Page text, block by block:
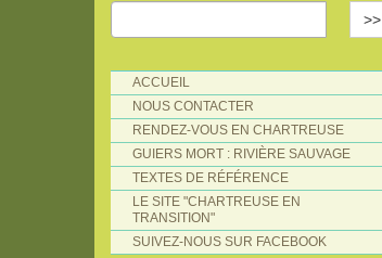
>>
ACCUEIL
NOUS CONTACTER
RENDEZ-VOUS EN CHARTREUSE
GUIERS MORT : RIVIÈRE SAUVAGE
TEXTES DE RÉFÉRENCE
LE SITE "CHARTREUSE EN
TRANSITION"
SUIVEZ-NOUS SUR FACEBOOK